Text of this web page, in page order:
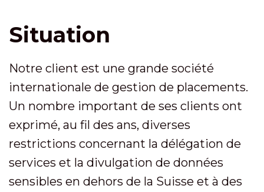
Situation
Notre client est une grande société
internationale de gestion de placements.
Un nombre important de ses clients ont
exprimé, au fil des ans, diverses
restrictions concernant la délégation de
services et la divulgation de données
sensibles en dehors de la Suisse et à des